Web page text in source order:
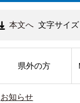
本文へ 文字サイズ
県外の方
お知らせ